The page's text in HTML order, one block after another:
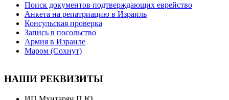
Поиск документов подтверждающих еврейство
Анкета на репатриацию в Израиль
Консульская проверка
Запись в посольство
Армия в Израиле
Маром (Сохнут)
НАШИ РЕКВИЗИТЫ